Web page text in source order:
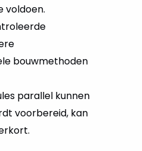
voldoen.
bouwmethoden
parallel kunnen
voorbereid, kan